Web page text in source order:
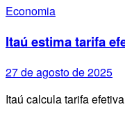
Economia
Itaú estima tarifa
27 de agosto de 2025
Itaú calcula tarifa